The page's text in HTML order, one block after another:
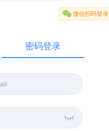
 微信扫码登录
密码登录
